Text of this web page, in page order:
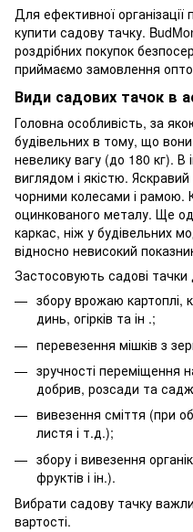
Для ефективної організації
купити садову тачку.
роздрібних покупок
приймаємо замовлення
Види садових тачок в
Головна особливість, за
будівельних в тому, що
невелику вагу (до 180 кг). В
виглядом і якістю.
чорними колесами і рамою.
оцинкованого металу. Ще
каркас, ніж у будівельних
відносно невисокий
Застосовують садові тачки
збору врожаю картоплі,
динь, огірків та ін .;
перевезення мішків з
зручності переміщення
добрив, розсади та
вивезення сміття (при
листя і т.д.);
збору і вивезення
фруктів і ін.).
Вибрати садову тачку
вартості.